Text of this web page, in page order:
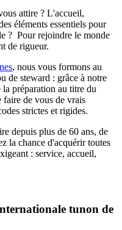
attire ? L'accueil,
éléments essentiels pour
? Pour rejoindre le monde
de rigueur.
, nous vous formons au
de steward : grâce à notre
la préparation au titre du
de vous de vrais
strictes et rigides.
depuis plus de 60 ans, de
la chance d'acquérir toutes
: service, accueil,
tunon de